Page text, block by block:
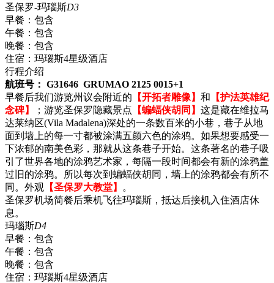
圣保罗-玛瑙斯D3
早餐： 包含
午餐： 包含
晚餐： 包含
住宿： 玛瑙斯4星级酒店
行程介绍
航班号： G31646 GRUMAO 2125 0015+1
早餐后我们游览州议会附近的 【开拓者雕像】 和 【护法英雄纪
念碑】
；游览圣保罗隐藏景点 【蝙蝠侠胡同】 这是藏在维拉马
达莱纳区(Vila Madalena)深处的一条数百米的小巷，巷子从地
面到墙上的每一寸都被涂满五颜六色的涂鸦。如果想要感受一
下浓郁的南美色彩，那就从这条巷子开始。这条著名的巷子吸
引了世界各地的涂鸦艺术家，每隔一段时间都会有新的涂鸦盖
过旧的涂鸦。所以每次到蝙蝠侠胡同，墙上的涂鸦都会有所不
同。外观 【圣保罗大教堂】
。
圣保罗机场简餐后乘机飞往玛瑙斯，抵达后接机入住酒店休
息。
玛瑙斯D4
早餐： 包含
午餐： 包含
晚餐： 包含
住宿： 玛瑙斯4星级酒店